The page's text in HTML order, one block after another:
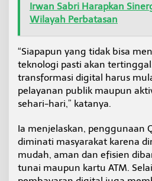
Irwan Sabri Harapkan
Wilayah Perbatasan
“Siapapun yang tidak bisa
teknologi pasti akan
transformasi digital harus
pelayanan publik maupun
sehari-hari,” katanya.
Ia menjelaskan, penggunaan
diminati masyarakat karena
mudah, aman dan efisien
tunai maupun kartu ATM.